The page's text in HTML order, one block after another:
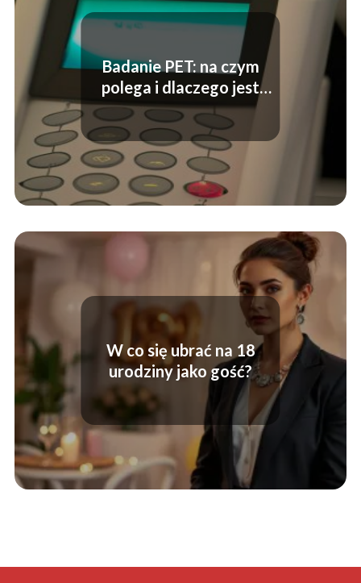
Badanie PET: na czym
polega i dlaczego jest
ważne
W co się ubrać na 18
urodziny jako gość?